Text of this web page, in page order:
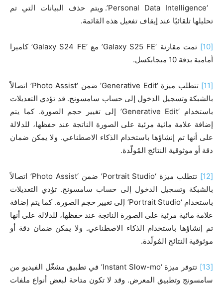
‘Personal Data Intelligence’. ويتم حذف البيانات التي تم
تحليلها تلقائيًا عند إيقاف تفعيل هذه القائمة.
[10]
تمت مقارنة ‘Galaxy S25 FE’ مع ‘Galaxy S24 FE’ كاميرا
أمامية بدقة 10 ميجابكسل.
[11]
تتطلب ميزة ‘Generative Edit’ ضمن ‘Photo Assist’ اتصالاً
بالشبكة وتسجيل الدخول إلى حساب سامسونج. قد تؤدي التعديلات
باستخدام ‘Generative Edit’ إلى تغيير حجم الصورة. كما يتم
إضافة علامة مائية مرئية على الصورة الناتجة عند حفظها، للدلالة
على أنها تم إنشاؤها باستخدام الذكاء الاصطناعي. ولا يمكن ضمان
دقة أو موثوقية النتائج المُولّدة.
[12]
تتطلب ميزة ‘Portrait Studio’ ضمن ‘Photo Assist’ اتصالاً
بالشبكة وتسجيل الدخول إلى حساب سامسونج. تؤدي التعديلات
باستخدام ‘Portrait Studio’ إلى تغيير حجم الصورة. كما يتم إضافة
علامة مائية مرئية على الصورة الناتجة عند حفظها، للدلالة على أنها
تم إنشاؤها باستخدام الذكاء الاصطناعي. ولا يمكن ضمان دقة أو
موثوقية النتائج المُولّدة.
[13]
تتوفر ميزة ‘Instant Slow-mo’ في تطبيق مشغّل الفيديو من
سامسونج وتطبيق المعرض. وقد لا تكون متاحة لبعض أنواع ملفات